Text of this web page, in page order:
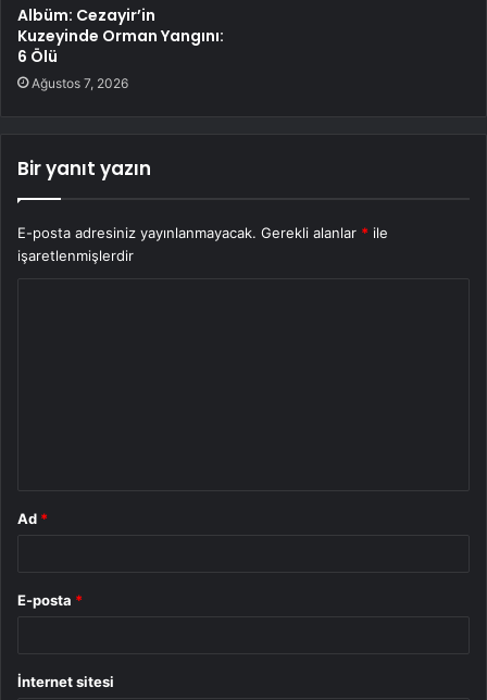
Albüm: Cezayir’in
Kuzeyinde Orman Yangını:
6 Ölü
Ağustos 7, 2026
Bir yanıt yazın
E-posta adresiniz yayınlanmayacak. Gerekli alanlar * ile
işaretlenmişlerdir
Ad *
E-posta *
İnternet sitesi